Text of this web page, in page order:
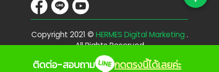
Copyright 2021 © HERMES Digital Marketing .
All Rights Reserved
ติดต่อ-สอบถาม กดตรงนี้ได้เลยค่ะ